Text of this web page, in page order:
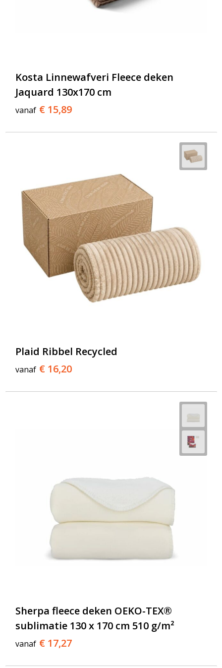
Kosta Linnewafveri Fleece deken
Jaquard 130x170 cm
vanaf € 15,89
Plaid Ribbel Recycled
vanaf € 16,20
Sherpa fleece deken OEKO-TEX®
sublimatie 130 x 170 cm 510 g/m²
vanaf € 17,27